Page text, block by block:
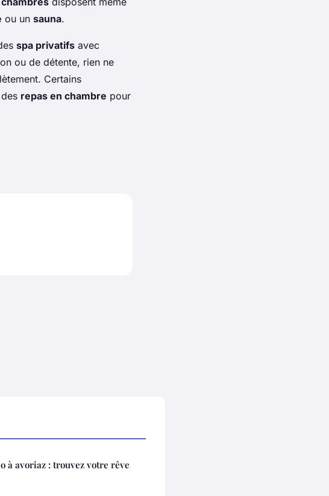
ou un sauna.
spa privatifs avec
ou de détente, rien ne
Certains
repas en chambre pour
à avoriaz : trouvez votre rêve